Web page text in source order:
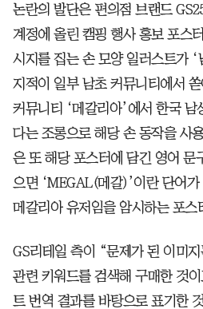
논란의 발단은 편의점 브랜드
계정에 올린 캠핑 행사 홍보 포스
시지를 집는 손 모양 일러스트가
지적이 일부 남초 커뮤니티에서
커뮤니티 ‘메갈리아’에서 한국
다는 조롱으로 해당 손 동작을 사
은 또 해당 포스터에 담긴 영어 문
으면 ‘MEGAL(메갈)’이란 단어
메갈리아 유저임을 암시하는 포스
GS리테일 측이 “문제가 된 이미
관련 키워드를 검색해 구매한 것
트 번역 결과를 바탕으로 표기한